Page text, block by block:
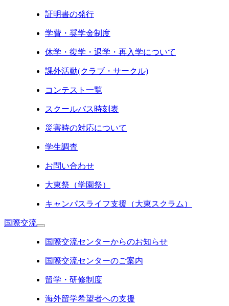
証明書の発行
学費・奨学金制度
休学・復学・退学・再入学について
課外活動(クラブ・サークル)
コンテスト一覧
スクールバス時刻表
災害時の対応について
学生調査
お問い合わせ
大東祭（学園祭）
キャンパスライフ支援（大東スクラム）
国際交流
国際交流センターからのお知らせ
国際交流センターのご案内
留学・研修制度
海外留学希望者への支援